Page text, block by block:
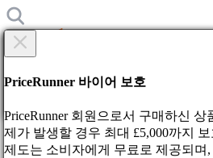
홈
×
정말?
PriceRunner 바이어 보호
PriceRunner 회원으로서 구매하신
제가 발생할 경우 최대 £5,000까지
제도는 소비자에게 무료로 제공되며